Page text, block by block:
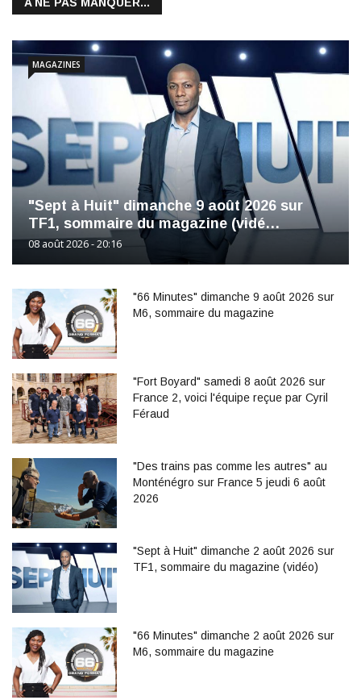
"Sept à Huit" dimanche 9 août 2026 sur
TF1, sommaire du magazine (vidé…
08 août 2026 - 20:16
MAGAZINES
"66 Minutes" dimanche 9 août 2026 sur
M6, sommaire du magazine
"Fort Boyard" samedi 8 août 2026 sur
France 2, voici l'équipe reçue par Cyril
Féraud
"Des trains pas comme les autres" au
Monténégro sur France 5 jeudi 6 août
2026
"Sept à Huit" dimanche 2 août 2026 sur
TF1, sommaire du magazine (vidéo)
"66 Minutes" dimanche 2 août 2026 sur
M6, sommaire du magazine